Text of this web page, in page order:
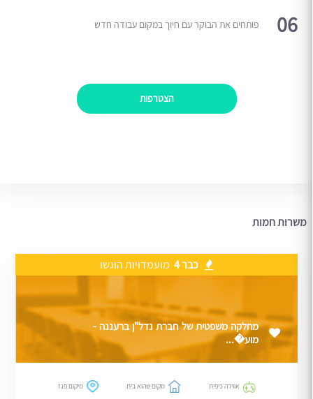
06 פותחים את הבוקר עם חיוך במקום עבודה חדש
הצטרפות
משרות חמות
כבר 4 מועמדויות הוגשו
מחלקה משפטית של חברת נדל"ן ברעננה -
מוע�...
אווירה כיפית מקום שהוא בית מיקום פגז